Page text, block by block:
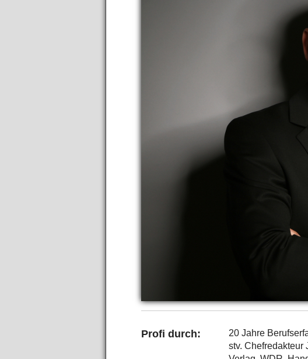
Profi durch:
20 Jahre
stv. Chefredakteur